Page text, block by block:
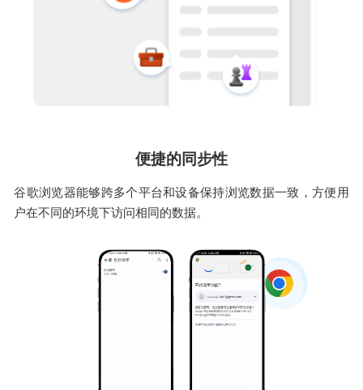
便捷的同步性
谷歌浏览器能够跨多个平台和设备保持浏览数据一致，方便用
户在不同的环境下访问相同的数据。